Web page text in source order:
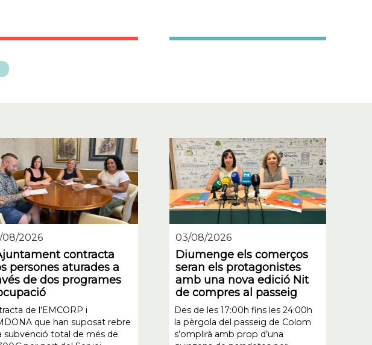
08/2026
contracta
persones aturades a
de dos programes
de l’EMCORP i
que han suposat rebre
subvenció total de més de
03/08/2026
Diumenge els comerços
seran els protagonistes
amb una nova edició Nit
de compres al passeig
Des de les 17:00h fins les 24:00h
la pèrgola del passeig de Colom
s’omplirà amb prop d’una